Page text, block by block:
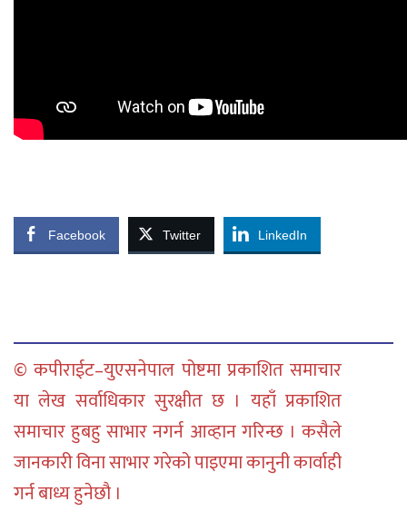
Facebook Twitter LinkedIn
© कपीराईट–युएसनेपाल पोष्टमा प्रकाशित समाचार
या लेख सर्वाधिकार सुरक्षीत छ । यहाँ प्रकाशित
समाचार हुबहु साभार नगर्न आव्हान गरिन्छ । कसैले
जानकारी विना साभार गरेको पाइएमा कानुनी कार्वाही
गर्न बाध्य हुनेछौ ।